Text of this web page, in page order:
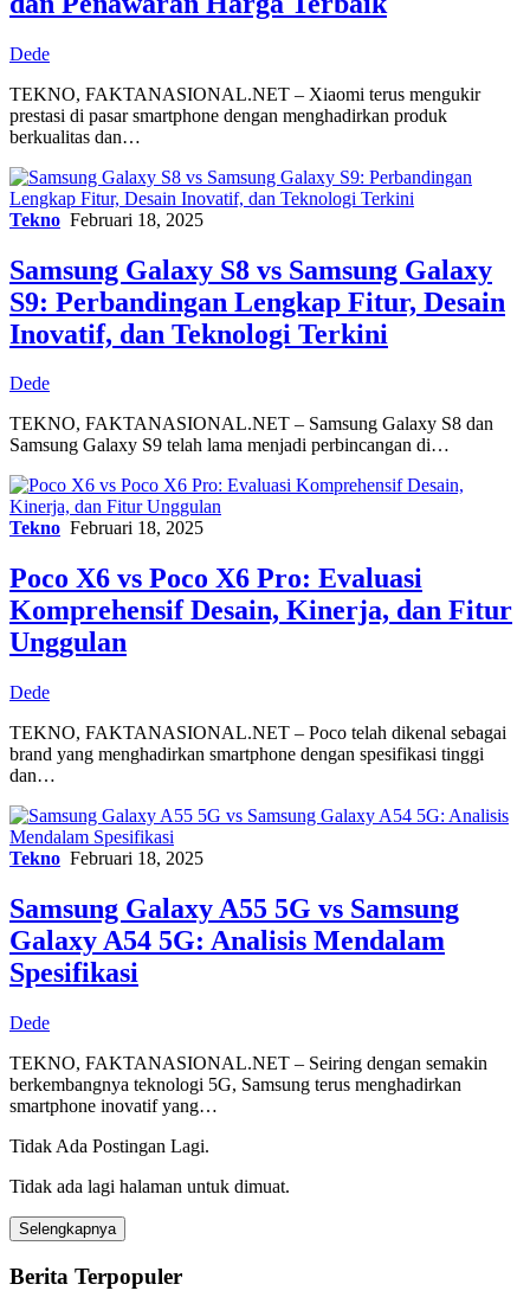
Dede
TEKNO, FAKTANASIONAL.NET – Xiaomi terus mengukir
prestasi di pasar smartphone dengan menghadirkan produk
berkualitas dan…
Tekno Februari 18, 2025
Samsung Galaxy S8 vs Samsung Galaxy
S9: Perbandingan Lengkap Fitur, Desain
Inovatif, dan Teknologi Terkini
Dede
TEKNO, FAKTANASIONAL.NET – Samsung Galaxy S8 dan
Samsung Galaxy S9 telah lama menjadi perbincangan di…
Tekno Februari 18, 2025
Poco X6 vs Poco X6 Pro: Evaluasi
Komprehensif Desain, Kinerja, dan Fitur
Unggulan
Dede
TEKNO, FAKTANASIONAL.NET – Poco telah dikenal sebagai
brand yang menghadirkan smartphone dengan spesifikasi tinggi
dan…
Tekno Februari 18, 2025
Samsung Galaxy A55 5G vs Samsung
Galaxy A54 5G: Analisis Mendalam
Spesifikasi
Dede
TEKNO, FAKTANASIONAL.NET – Seiring dengan semakin
berkembangnya teknologi 5G, Samsung terus menghadirkan
smartphone inovatif yang…
Tidak Ada Postingan Lagi.
Tidak ada lagi halaman untuk dimuat.
Selengkapnya
Berita Terpopuler